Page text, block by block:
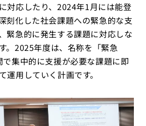
対応したり、2024年1月には能登
刻化した社会課題への緊急的な支
緊急的に発生する課題に対応しな
。2025年度は、名称を「緊急
集中的に支援が必要な課題に即
運用していく計画です。